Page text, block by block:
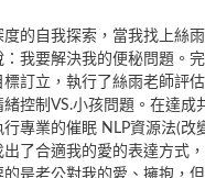
度的自我探索，當我找上絲
：我要解決我的便秘問題。
標訂立，執行了絲雨老師評
緒控制VS.小孩問題。在達成
專業的催眠 NLP資源法(改
出了合適我的愛的表達方式